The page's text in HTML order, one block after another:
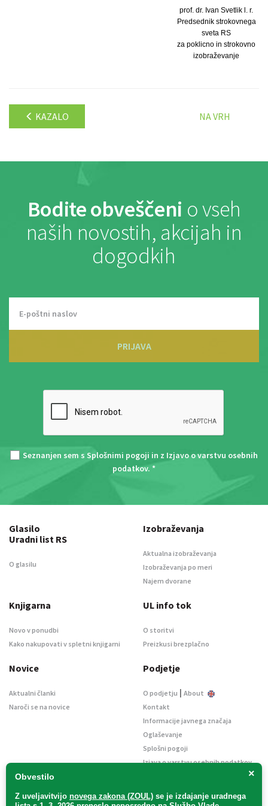
prof. dr. Ivan Svetlik l. r.
Predsednik strokovnega
sveta RS
za poklicno in strokovno
izobraževanje
KAZALO NA VRH
Bodite obveščeni o vseh
naših novostih, akcijah in
dogodkih
PRIJAVA
Seznanjen sem s Splošnimi pogoji in z Izjavo o varstvu osebnih
podatkov. *
×
Obvestilo
Z uveljavitvijo novega zakona (ZOUL) se je izdajanje uradnega
Glasilo
Uradni list RS
O glasilu
Izobraževanja
Aktualna izobraževanja
Izobraževanja po meri
Najem dvorane
Knjigarna
Novo v ponudbi
Kako nakupovati v spletni knjigarni
UL info tok
O storitvi
Preizkusi brezplačno
Novice
Aktualni članki
Naroči se na novice
Podjetje
O podjetju | About
Kontakt
Informacije javnega značaja
Oglaševanje
Splošni pogoji
Izjava o varstvu osebnih podatkov